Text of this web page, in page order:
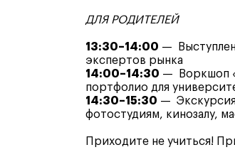
ДЛЯ РОДИТЕЛЕЙ
13:30–14:00 —
экспертов рынка
14:00–14:30 — Воркшоп
портфолио для
14:30–15:30 — Экскурсия
фотостудиям, кинозалу,
Приходите не учиться!